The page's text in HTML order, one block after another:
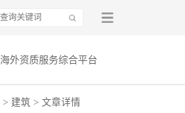
海外资质服务综合平台
> 建筑 > 文章详情